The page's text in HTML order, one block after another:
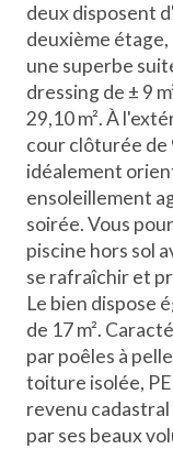
deux disposent
deuxième
une superbe
dressing de ± 9
29,10 m². À
cour clôturée de
idéalement
ensoleillement
soirée. Vous
piscine hors sol
se rafraîchir et
Le bien dispose
de 17 m².
par poêles à
toiture isolée,
revenu cadastral
par ses beaux